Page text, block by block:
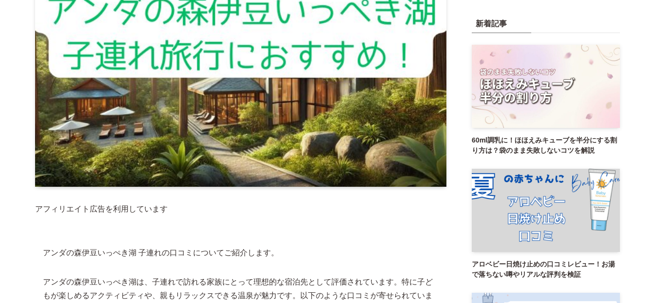
アフィリエイト広告を利用しています
アンダの森伊豆いっぺき湖 子連れの口コミについてご紹介します。
アンダの森伊豆いっぺき湖は、子連れで訪れる家族にとって理想的な宿泊先として評価されています。特に子ど
もが楽しめるアクティビティや、親もリラックスできる温泉が魅力です。以下のような口コミが寄せられていま
新着記事
60ml調乳に！ほほえみキューブを半分にする割
り方は？袋のまま失敗しないコツを解説
アロベビー日焼け止めの口コミレビュー！お湯
で落ちない噂やリアルな評判を検証